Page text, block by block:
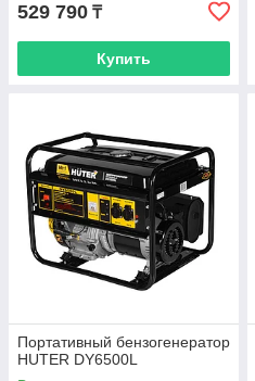
529 790 ₸
Купить
Портативный бензогенератор
HUTER DY6500L